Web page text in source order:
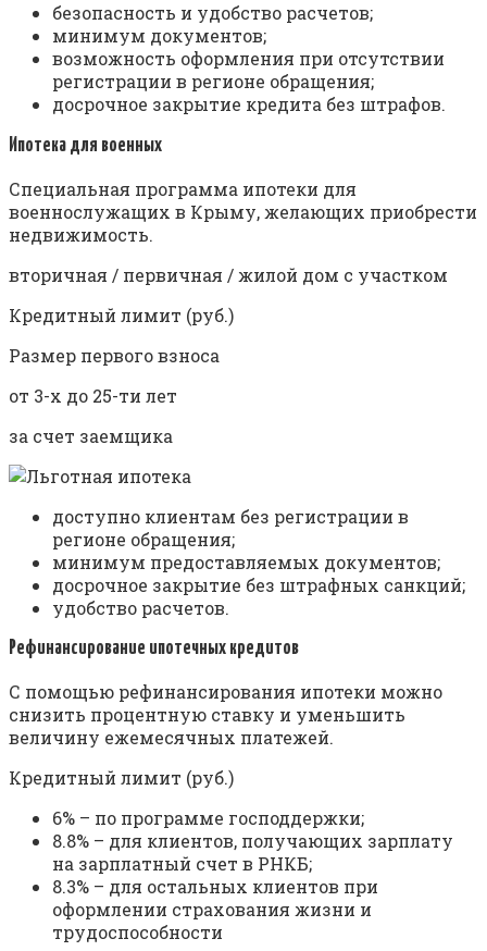
безопасность и удобство расчетов;
минимум документов;
возможность оформления при отсутствии
регистрации в регионе обращения;
досрочное закрытие кредита без штрафов.
Ипотека для военных
Специальная программа ипотеки для
военнослужащих в Крыму, желающих приобрести
недвижимость.
вторичная / первичная / жилой дом с участком
Кредитный лимит (руб.)
Размер первого взноса
от 3-х до 25-ти лет
за счет заемщика
доступно клиентам без регистрации в
регионе обращения;
минимум предоставляемых документов;
досрочное закрытие без штрафных санкций;
удобство расчетов.
Рефинансирование ипотечных кредитов
С помощью рефинансирования ипотеки можно
снизить процентную ставку и уменьшить
величину ежемесячных платежей.
Кредитный лимит (руб.)
6% – по программе господдержки;
8.8% – для клиентов, получающих зарплату
на зарплатный счет в РНКБ;
8.3% – для остальных клиентов при
оформлении страхования жизни и
трудоспособности